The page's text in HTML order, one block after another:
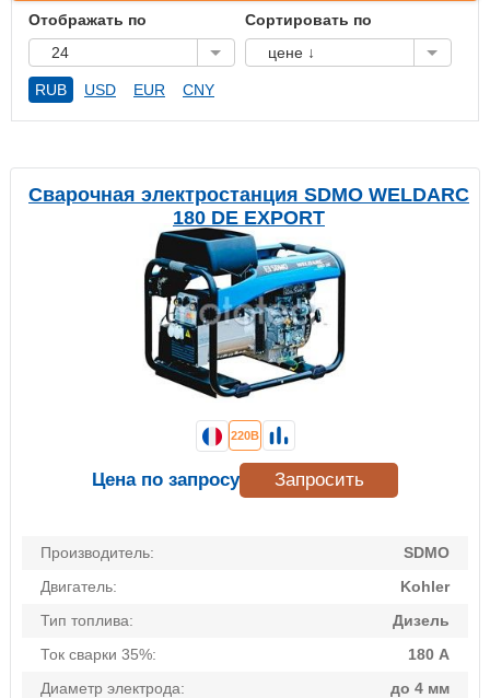
Отображать по
24
Сортировать по
цене ↓
RUB USD EUR CNY
Сварочная электростанция SDMO WELDARC
180 DE EXPORT
Производитель:
SDMO
Двигатель:
Kohler
Тип топлива:
Дизель
Ток сварки 35%:
180 А
Диаметр электрода:
до 4 мм
220В
Цена по запросу Запросить